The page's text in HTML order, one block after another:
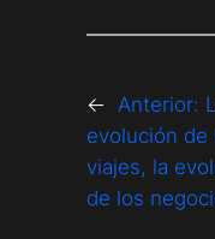
← Anterior:
evolución de
viajes, la
de los